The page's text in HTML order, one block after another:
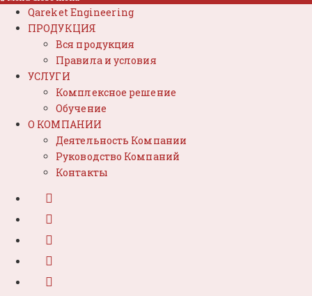
Qareket Engineering
ПРОДУКЦИЯ
Вся продукция
Правила и условия
УСЛУГИ
Комплексное решение
Обучение
О КОМПАНИИ
Деятельность Компании
Руководство Компаний
Контакты